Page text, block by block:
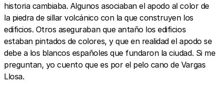
historia cambiaba. Algunos asociaban el apodo al color de
la piedra de sillar volcánico con la que construyen los
edificios. Otros aseguraban que antaño los edificios
estaban pintados de colores, y que en realidad el apodo se
debe a los blancos españoles que fundaron la ciudad. Si me
preguntan, yo cuento que es por el pelo cano de Vargas
Llosa.